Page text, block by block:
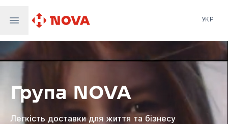
NovaPay
Nova Global
Nova Digital
УКР
Група NOVA
Легкість доставки для життя та бізнесу